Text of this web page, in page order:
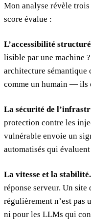
Mon analyse révèle
score évalue :
L’accessibilité
lisible par une machine
architecture sémantique
comme un humain — ils
La sécurité de
protection contre les
vulnérable envoie un
automatisés qui
La vitesse et la stabilité.
réponse serveur. Un
régulièrement n’est
ni pour les LLMs qui